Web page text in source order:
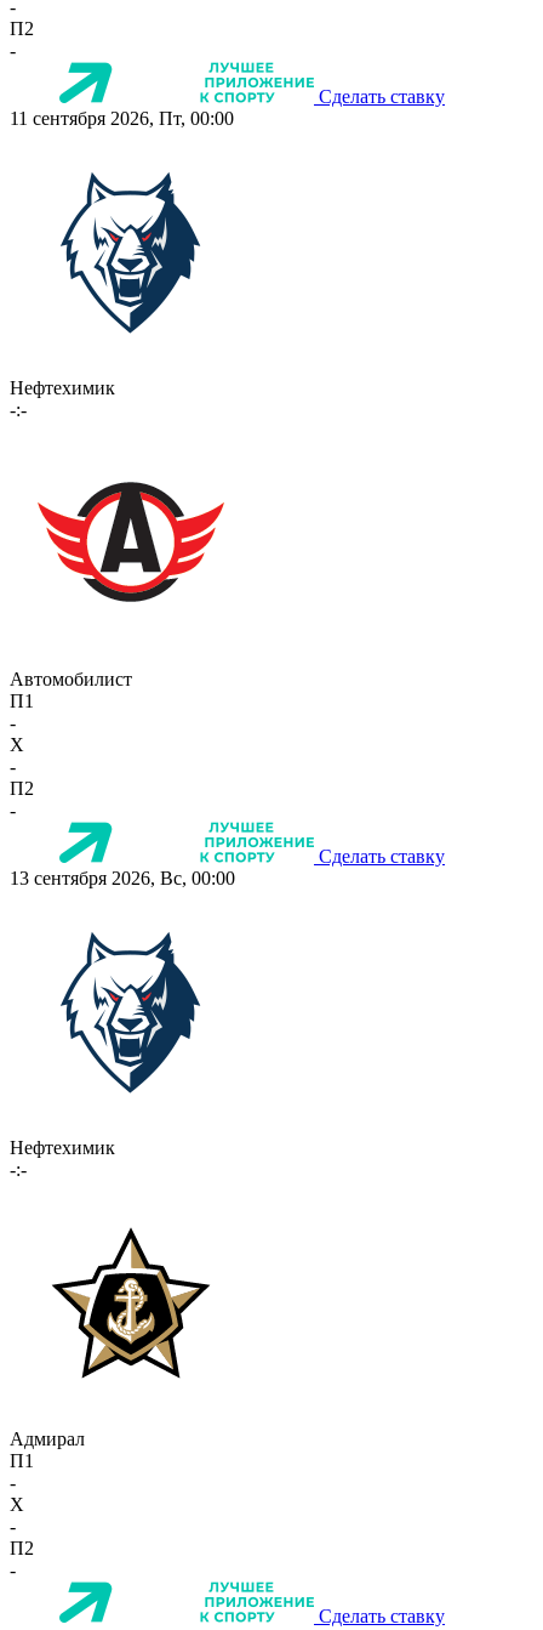
-
П2
-
Сделать ставку
11 сентября 2026, Пт, 00:00
Нефтехимик
-:-
Автомобилист
П1
-
X
-
П2
-
Сделать ставку
13 сентября 2026, Вс, 00:00
Нефтехимик
-:-
Адмирал
П1
-
X
-
П2
-
Сделать ставку